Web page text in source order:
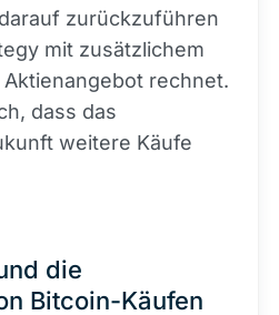
zurückzuführen
mit zusätzlichem
rechnet.
dass das
weitere Käufe
die
Bitcoin-Käufen